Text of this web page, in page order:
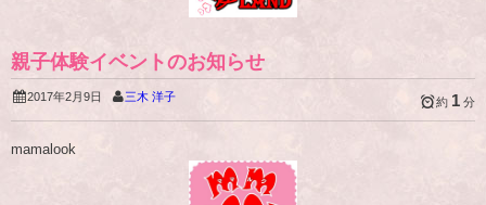
親子体験イベントのお知らせ
2017年2月9日 三木 洋子 約 1 分
mamalook